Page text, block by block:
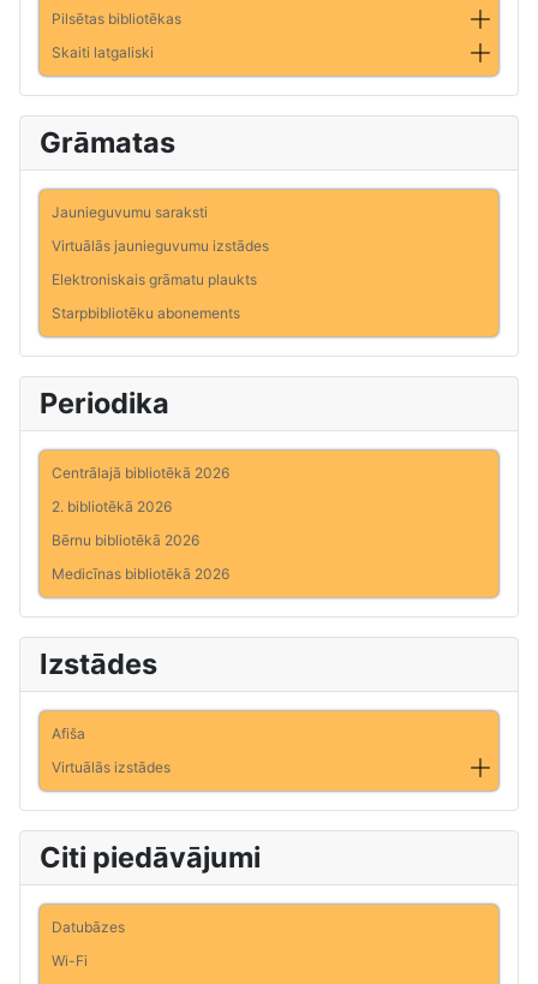
Pilsētas bibliotēkas
Skaiti latgaliski
Grāmatas
Jaunieguvumu saraksti
Virtuālās jaunieguvumu izstādes
Elektroniskais grāmatu plaukts
Starpbibliotēku abonements
Periodika
Centrālajā bibliotēkā 2026
2. bibliotēkā 2026
Bērnu bibliotēkā 2026
Medicīnas bibliotēkā 2026
Izstādes
Afiša
Virtuālās izstādes
Citi piedāvājumi
Datubāzes
Wi-Fi